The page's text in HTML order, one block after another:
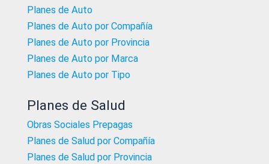
Planes de Auto
Planes de Auto por Compañía
Planes de Auto por Provincia
Planes de Auto por Marca
Planes de Auto por Tipo
Planes de Salud
Obras Sociales Prepagas
Planes de Salud por Compañía
Planes de Salud por Provincia